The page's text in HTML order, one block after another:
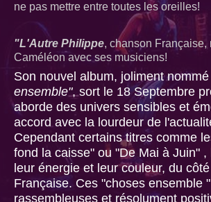
ne pas mettre entre toutes les oreilles!
"L'Autre Philippe, chanson Française,
Caméléon avec ses musiciens!
Son nouvel album, joliment nommé
ensemble", sort le 18 Septembre
aborde des univers sensibles et
accord avec la lourdeur de
Cependant certains titres comme
fond la caisse" ou "De Mai à Juin"
leur énergie et leur couleur, du
Française. Ces "choses ensemble
rassembleuses et résolument